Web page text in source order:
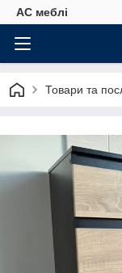
АС меблі
Товари та